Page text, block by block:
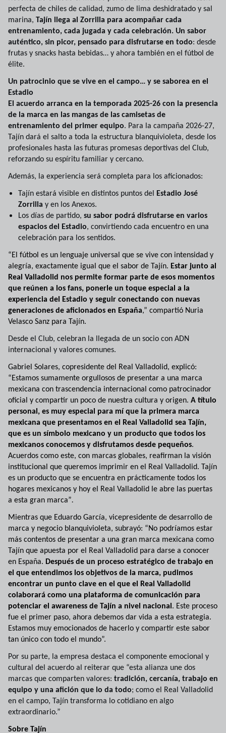
perfecta de chiles de calidad, zumo de lima deshidratado y sal
marina, Tajín llega al Zorrilla para acompañar cada
entrenamiento, cada jugada y cada celebración. Un sabor
auténtico, sin picor, pensado para disfrutarse en todo: desde
frutas y snacks hasta bebidas… y ahora también en el fútbol de
élite.
Un patrocinio que se vive en el campo… y se saborea en el
Estadio
El acuerdo arranca en la temporada 2025-26 con la presencia
de la marca en las mangas de las camisetas de
entrenamiento del primer equipo. Para la campaña 2026-27,
Tajín dará el salto a toda la estructura blanquivioleta, desde los
profesionales hasta las futuras promesas deportivas del Club,
reforzando su espíritu familiar y cercano.
Además, la experiencia será completa para los aficionados:
Tajín estará visible en distintos puntos del
Estadio José
Zorrilla y en los Anexos.
Los días de partido, su sabor podrá disfrutarse en varios
espacios del Estadio, convirtiendo cada encuentro en una
celebración para los sentidos.
“El fútbol es un lenguaje universal que se vive con intensidad y
alegría, exactamente igual que el sabor de Tajín. Estar junto al
Real Valladolid nos permite formar parte de esos momentos
que reúnen a los fans, ponerle un toque especial a la
experiencia del Estadio y seguir conectando con nuevas
generaciones de aficionados en España,” compartió Nuria
Velasco Sanz para Tajín.
Desde el Club, celebran la llegada de un socio con ADN
internacional y valores comunes.
Gabriel Solares, copresidente del Real Valladolid, explicó:
“Estamos sumamente orgullosos de presentar a una marca
mexicana con trascendencia internacional como patrocinador
oficial y compartir un poco de nuestra cultura y origen. A título
personal, es muy especial para mí que la primera marca
mexicana que presentamos en el Real Valladolid sea Tajín,
que es un símbolo mexicano y un producto que todos los
mexicanos conocemos y disfrutamos desde pequeños.
Acuerdos como este, con marcas globales, reafirman la visión
institucional que queremos imprimir en el Real Valladolid. Tajín
es un producto que se encuentra en prácticamente todos los
hogares mexicanos y hoy el Real Valladolid le abre las puertas
a esta gran marca”.
Mientras que Eduardo García, vicepresidente de desarrollo de
marca y negocio blanquivioleta, subrayó: “No podríamos estar
más contentos de presentar a una gran marca mexicana como
Tajín que apuesta por el Real Valladolid para darse a conocer
en España. Después de un proceso estratégico de trabajo en
el que entendimos los objetivos de la marca, pudimos
encontrar un punto clave en el que el Real Valladolid
colaborará como una plataforma de comunicación para
potenciar el awareness de Tajín a nivel nacional . Este proceso
fue el primer paso, ahora debemos dar vida a esta estrategia.
Estamos muy emocionados de hacerlo y compartir este sabor
tan único con todo el mundo”.
Por su parte, la empresa destaca el componente emocional y
cultural del acuerdo al reiterar que “esta alianza une dos
marcas que comparten valores: tradición, cercanía, trabajo en
equipo y una afición que lo da todo; como el Real Valladolid
en el campo, Tajín transforma lo cotidiano en algo
extraordinario.”
Sobre Tajín